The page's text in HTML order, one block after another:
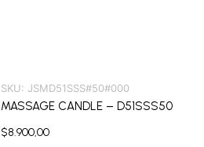
SKU: JSMD51SSS#50#000
MASSAGE CANDLE – D51SSS50
$8.900,00